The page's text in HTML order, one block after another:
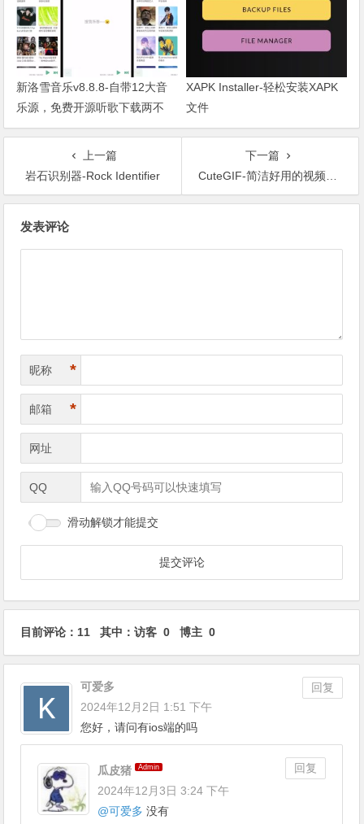
新洛雪音乐v8.8.8-自带12大音
乐源，免费开源听歌下载两不
误！
XAPK Installer-轻松安装XAPK
文件
上一篇
岩石识别器-Rock Identifier
下一篇
CuteGIF-简洁好用的视频转GIF工具
发表评论
昵称 *
邮箱 *
网址
QQ
滑动解锁才能提交
目前评论：11 其中：访客 0 博主 0
可爱多
回复
2024年12月2日 1:51 下午
您好，请问有ios端的吗
瓜皮猪 Admin
回复
2024年12月3日 3:24 下午
@可爱多 没有